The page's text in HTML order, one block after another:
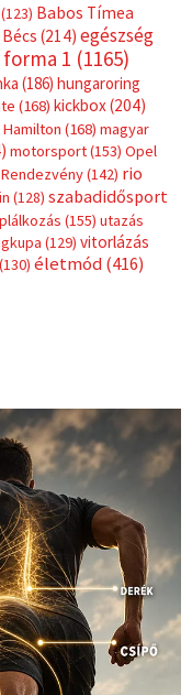
(123) Babos Tímea
Bécs (214) egészség
forma 1 (1165)
(186) hungaroring
(168) kickbox(204)
(168) magyar
motorsport(153) Opel
Rendezvény(142) rio
(128) szabadidősport
(155) utazás
(129) vitorlázás
(130) életmód(416)